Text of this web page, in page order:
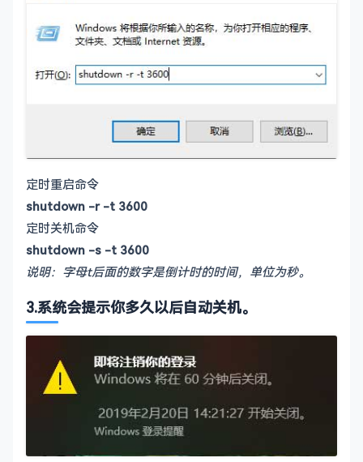
定时重启命令
shutdown -r -t 3600
定时关机命令
shutdown -s -t 3600
说明：字母t后面的数字是倒计时的时间，单位为秒。
3.系统会提示你多久以后自动关机。